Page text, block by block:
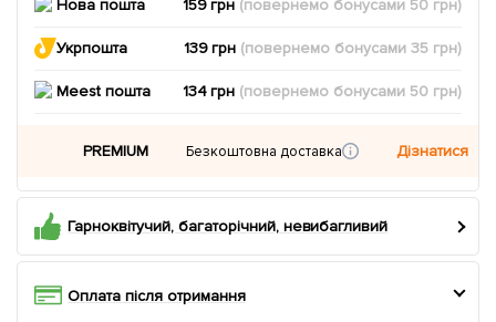
Нова пошта 159 грн (повернемо бонусами 50 грн)
Укрпошта 139 грн (повернемо бонусами35 грн)
Meest пошта 134 грн (повернемо бонусами 50 грн)
PREMIUM Безкоштовна доставка Дізнатися
Гарноквітучий, багаторічний, невибагливий
Оплата після отримання